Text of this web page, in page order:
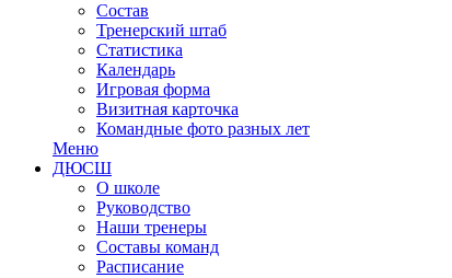
Состав
Тренерский штаб
Статистика
Календарь
Игровая форма
Визитная карточка
Командные фото разных лет
Меню
ДЮСШ
О школе
Руководство
Наши тренеры
Составы команд
Расписание